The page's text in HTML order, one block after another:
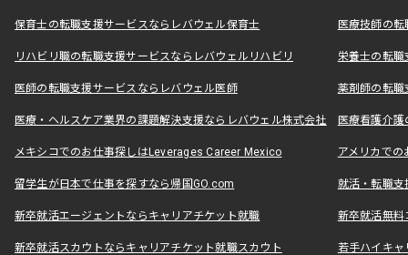
保育士の転職支援サービスならレバウェル保育士 医療技師の
リハビリ職の転職支援サービスならレバウェルリハビリ 栄養士の転
医師の転職支援サービスならレバウェル医師 薬剤師の転
医療・ヘルスケア業界の課題解決支援ならレバウェル株式会社 医療看護介
メキシコでのお仕事探しはLeverages Career Mexico アメリカで
留学生が日本で仕事を探すなら帰国GO.com 就活・転職
新卒就活エージェントならキャリアチケット就職 新卒就活無料
新卒就活スカウトならキャリアチケット就職スカウト 若手ハイキ